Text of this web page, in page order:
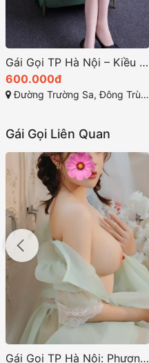
Gái Gọi TP Hà Nội – Kiều Trang Thân Hình Tuyệt Mỹ, Dịch Vụ Đỉnh Cao
600.000đ
Đường Trường Sa, Đông Trù, Đông Hội, Đông Anh, Hà Nội
Gái Gọi Liên Quan
Gái Gọi TP Hà Nội: Phương Trình Em Gái Xinh Teen Quyến Rũ Đa Tình – Hàng Gái Gọi Cao Cấp Mới Lên Sóng VIP